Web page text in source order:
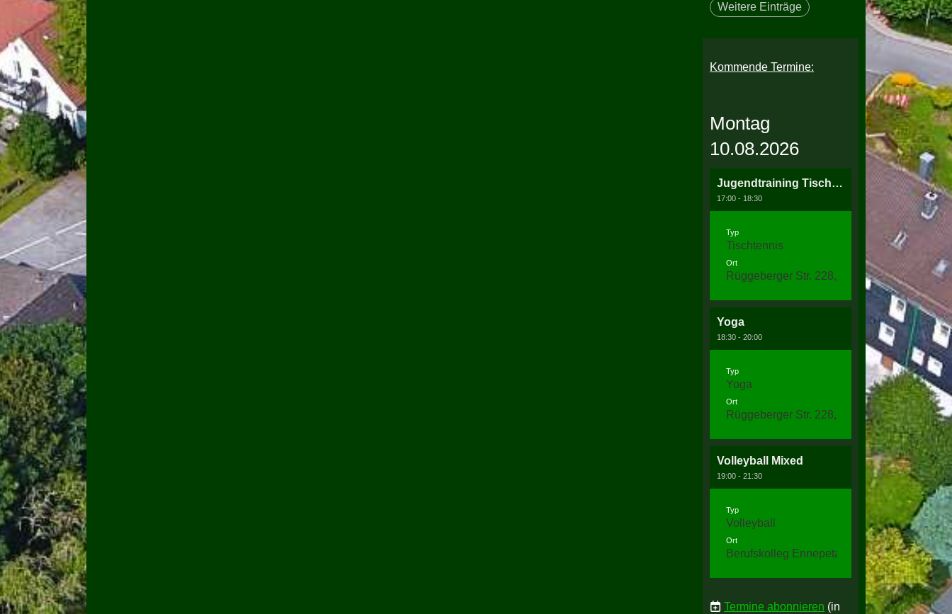
Weitere Einträge
Kommende Termine:
Montag
10.08.2026
Jugendtraining Tischtennis
17:00 - 18:30
Typ
Tischtennis
Ort
Rüggeberger Str. 228, 58256 Ennepetal
Yoga
18:30 - 20:00
Typ
Yoga
Ort
Rüggeberger Str. 228, 58256 Ennepetal
Volleyball Mixed
19:00 - 21:30
Typ
Volleyball
Ort
Berufskolleg Ennepetal, Halle 3
Termine abonnieren (in